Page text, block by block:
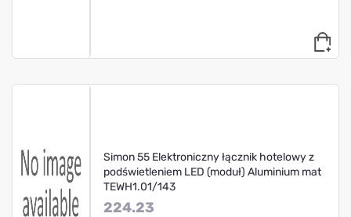
Simon 55 Elektroniczny łącznik hotelowy z
podświetleniem LED (moduł) Aluminium mat
TEWH1.01/143
224.23